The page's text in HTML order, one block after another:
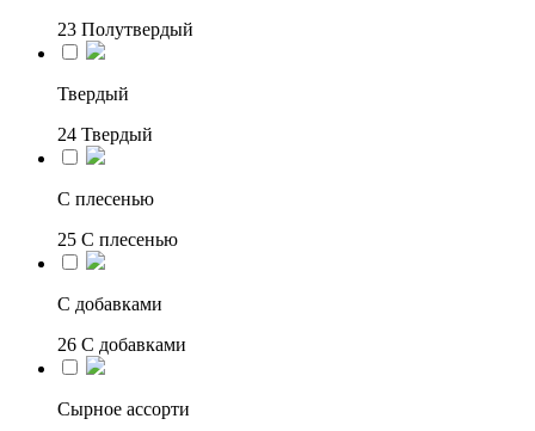
23 Полутвердый
Твердый
24 Твердый
С плесенью
25 С плесенью
С добавками
26 С добавками
Сырное ассорти